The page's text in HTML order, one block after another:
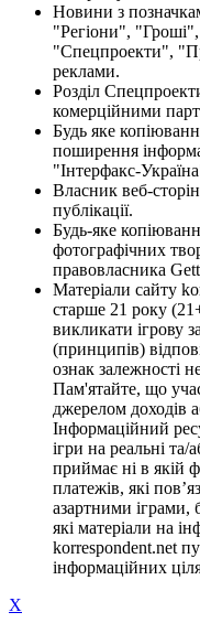
Новини з
"Регіони",
"Спецпроекти",
реклами.
Розділ
комерційними
Будь яке
поширення
"Інтерфакс-
Власник веб-
публікації.
Будь-яке
фотографічних
правовласника
Матеріали сайту
старше 21 року
викликати ігрову
(принципів)
ознак залежності
Пам'ятайте, що
джерелом доходів
Інформаційний
ігри на реальні та/
приймає ні в якій
платежів, які
азартними іграми,
які матеріали на
korrespondent.net
інформаційних
X